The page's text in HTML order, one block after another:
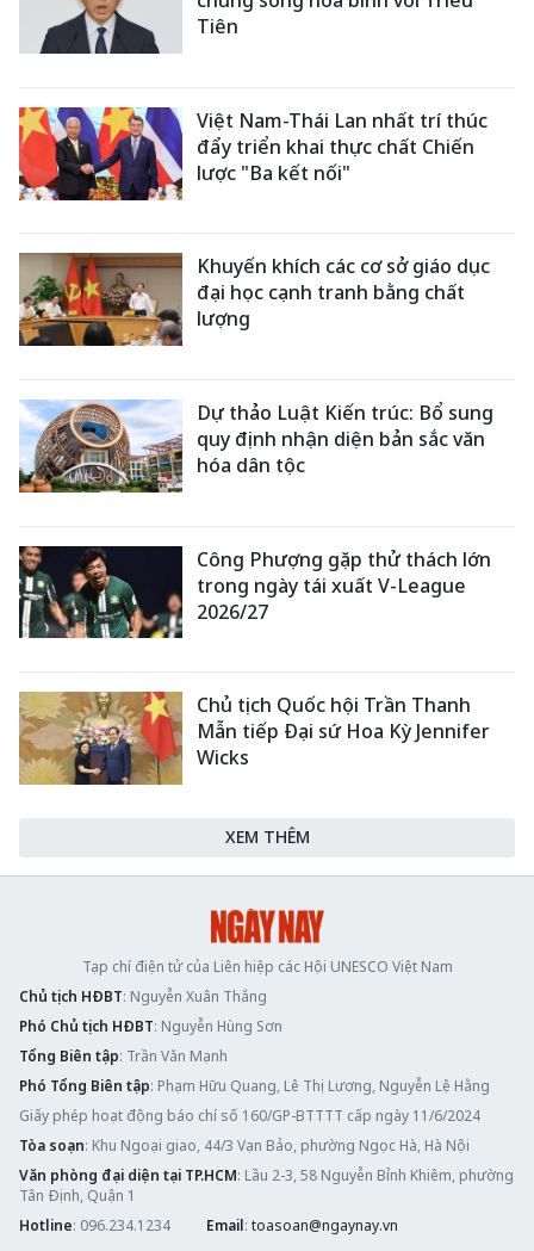
Tiên
Việt Nam-Thái Lan nhất trí thúc
đẩy triển khai thực chất Chiến
lược "Ba kết nối"
Khuyến khích các cơ sở giáo dục
đại học cạnh tranh bằng chất
lượng
Dự thảo Luật Kiến trúc: Bổ sung
quy định nhận diện bản sắc văn
hóa dân tộc
Công Phượng gặp thử thách lớn
trong ngày tái xuất V-League
2026/27
Chủ tịch Quốc hội Trần Thanh
Mẫn tiếp Đại sứ Hoa Kỳ Jennifer
Wicks
XEM THÊM
Tạp chí điện tử của Liên hiệp các Hội UNESCO Việt Nam
Chủ tịch HĐBT: Nguyễn Xuân Thắng
Phó Chủ tịch HĐBT: Nguyễn Hùng Sơn
Tổng Biên tập: Trần Văn Mạnh
Phó Tổng Biên tập: Phạm Hữu Quang, Lê Thị Lương, Nguyễn Lệ Hằng
Giấy phép hoạt động báo chí số 160/GP-BTTTT cấp ngày 11/6/2024
Tòa soạn: Khu Ngoại giao, 44/3 Vạn Bảo, phường Ngọc Hà, Hà Nội
Văn phòng đại diện tại TP.HCM: Lầu 2-3, 58 Nguyễn Bỉnh Khiêm, phường
Tân Định, Quận 1
Hotline: 096.234.1234 Email: toasoan@ngaynay.vn